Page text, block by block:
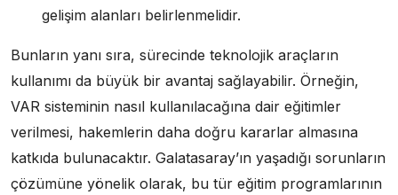
gelişim alanları belirlenmelidir.
Bunların yanı sıra, sürecinde teknolojik araçların
kullanımı da büyük bir avantaj sağlayabilir. Örneğin,
VAR sisteminin nasıl kullanılacağına dair eğitimler
verilmesi, hakemlerin daha doğru kararlar almasına
katkıda bulunacaktır. Galatasaray’ın yaşadığı sorunların
çözümüne yönelik olarak, bu tür eğitim programlarının